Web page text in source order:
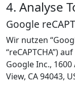
4. Analyse
Google
Wir nutzen
“reCAPTCHA”)
Google Inc.,
View, CA 94043,